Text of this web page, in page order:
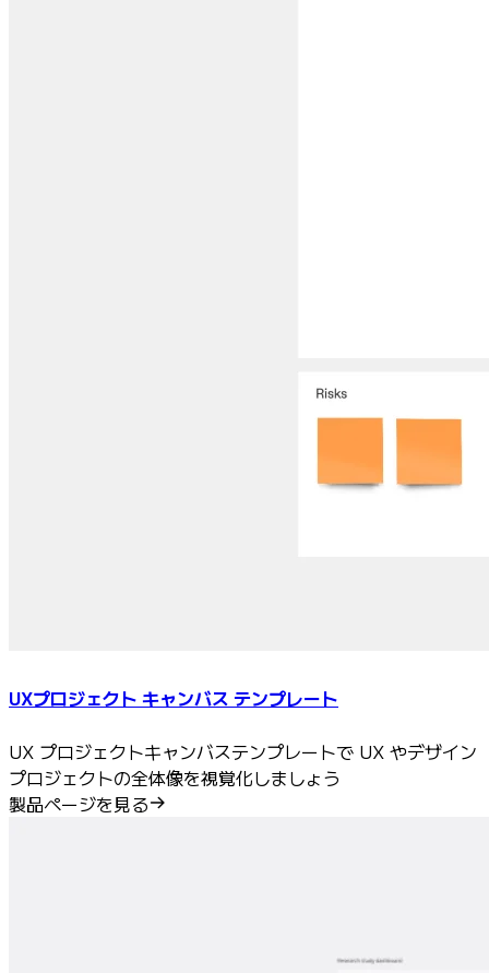
UXプロジェクト キャンバス テンプレート
UX プロジェクトキャンバステンプレートで UX やデザイン
プロジェクトの全体像を視覚化しましょう
製品ページを見る